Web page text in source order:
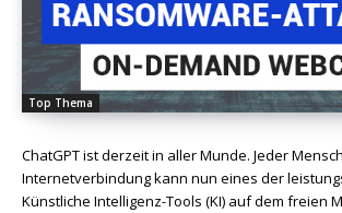
Top Thema
ChatGPT ist derzeit in aller Munde. Jeder
Internetverbindung kann nun eines der
Künstliche Intelligenz-Tools (KI) auf dem freien